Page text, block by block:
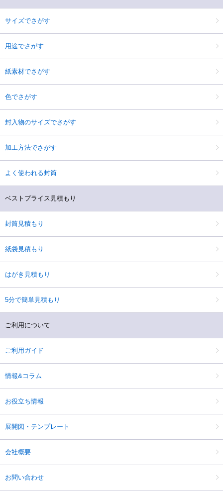
サイズでさがす
用途でさがす
紙素材でさがす
色でさがす
封入物のサイズでさがす
加工方法でさがす
よく使われる封筒
ベストプライス見積もり
封筒見積もり
紙袋見積もり
はがき見積もり
5分で簡単見積もり
ご利用について
ご利用ガイド
情報&コラム
お役立ち情報
展開図・テンプレート
会社概要
お問い合わせ